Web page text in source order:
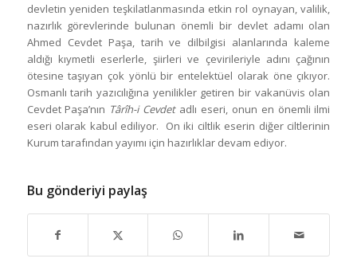
devletin yeniden teşkilatlanmasında etkin rol oynayan, valilik,
nazırlık görevlerinde bulunan önemli bir devlet adamı olan
Ahmed Cevdet Paşa, tarih ve dilbilgisi alanlarında kaleme
aldığı kıymetli eserlerle, şiirleri ve çevirileriyle adını çağının
ötesine taşıyan çok yönlü bir entelektüel olarak öne çıkıyor.
Osmanlı tarih yazıcılığına yenilikler getiren bir vakanüvis olan
Cevdet Paşa’nın Târîh-i Cevdetadlı eseri, onun en önemli ilmi
eseri olarak kabul ediliyor. On iki ciltlik eserin diğer ciltlerinin
Kurum tarafından yayımı için hazırlıklar devam ediyor.
Bu gönderiyi paylaş